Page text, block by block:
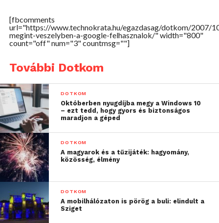
jelszót kellene használnia.
Egyelőre nincs hivatalos megoldás, annyit tehetünk
Javascriptet.
[fbcomments
url="https://www.technokrata.hu/egazdasag/dotkom/2007/
megint-veszelyben-a-google-felhasznalok/" width="800"
count="off" num="3" countmsg=""]
További Dotkom
DOTKOM
Októberben nyugdíjba megy a Windows 10
– ezt tedd, hogy gyors és biztonságos
maradjon a géped
DOTKOM
A magyarok és a tűzijáték: hagyomány,
közösség, élmény
DOTKOM
A mobilhálózaton is pörög a buli: elindult a
Sziget